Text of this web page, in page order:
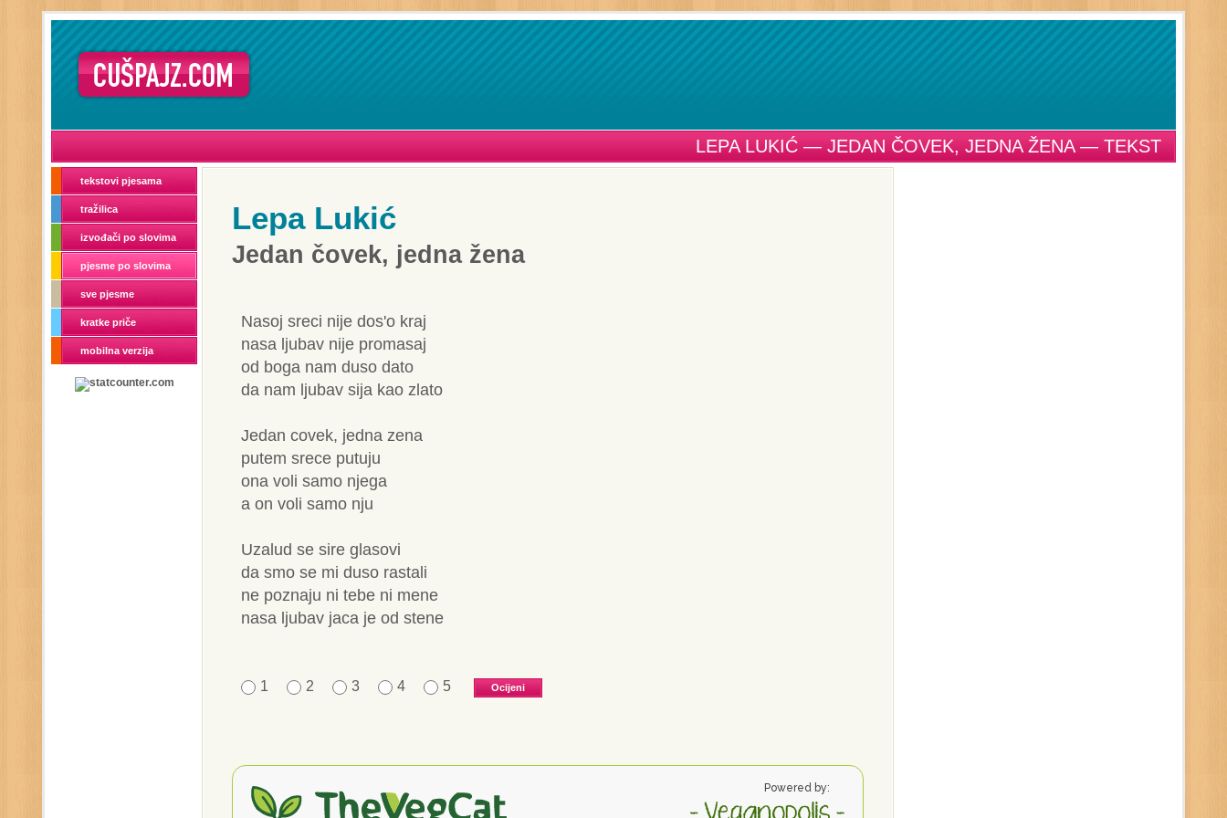
LEPA LUKIĆ — JEDAN ČOVEK, JEDNA ŽENA — TEKST
tekstovi pjesama
tražilica
izvođači po slovima
pjesme po slovima
sve pjesme
kratke priče
mobilna verzija
Lepa Lukić
Jedan čovek, jedna žena
Nasoj sreci nije dos'o kraj
nasa ljubav nije promasaj
od boga nam duso dato
da nam ljubav sija kao zlato
Jedan covek, jedna zena
putem srece putuju
ona voli samo njega
a on voli samo nju
Uzalud se sire glasovi
da smo se mi duso rastali
ne poznaju ni tebe ni mene
nasa ljubav jaca je od stene
1 2 3 4 5